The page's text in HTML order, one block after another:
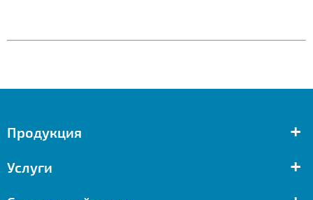
Продукция +
Услуги +